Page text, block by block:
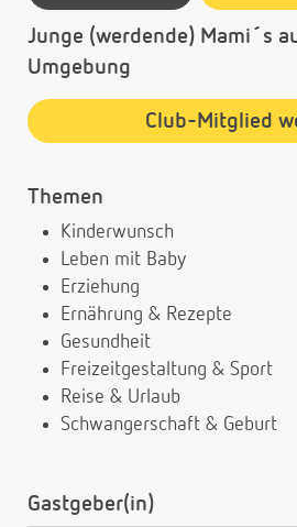
Junge (werdende) Mami´s
Umgebung
Club-Mitglied
Themen
Kinderwunsch
Leben mit Baby
Erziehung
Ernährung & Rezepte
Gesundheit
Freizeitgestaltung & Sport
Reise & Urlaub
Schwangerschaft & Geburt
Gastgeber(in)